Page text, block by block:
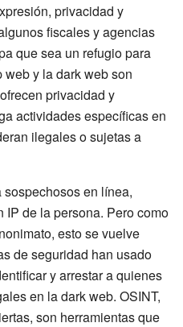
privacidad y
fiscales y agencias
que sea un refugio para
y la dark web son
privacidad y
actividades específicas en
ilegales o sujetas a
en línea,
IP de la persona. Pero como
esto se vuelve
de seguridad han usado
y arrestar a quienes
en la dark web. OSINT,
son herramientas que